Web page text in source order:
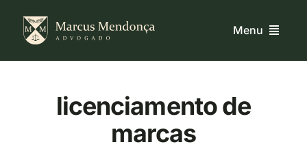
para
Menu
licenciamento de
marcas